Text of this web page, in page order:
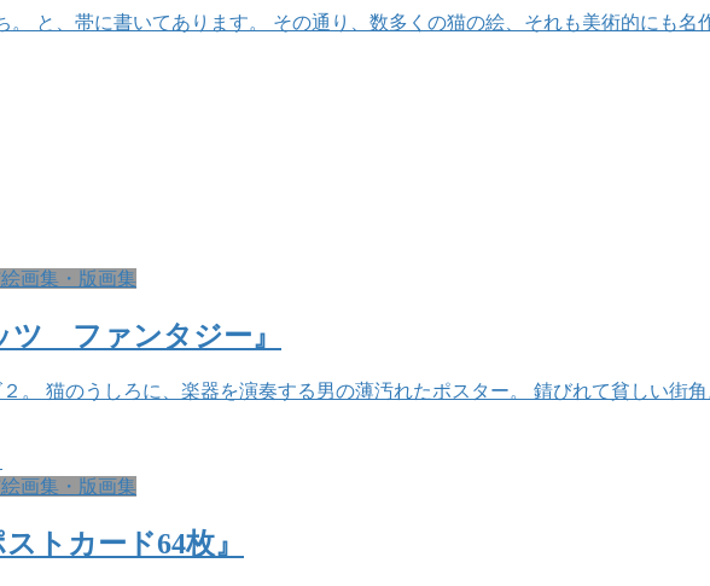
と、帯に書いてあります。 その通り、数多くの猫の絵、それも美術的にも名
画集・版画集
ツ ファンタジー』
猫のうしろに、楽器を演奏する男の薄汚れたポスター。 錆びれて貧しい街
画集・版画集
トカード64枚』